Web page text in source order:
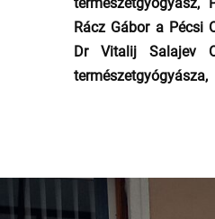
Rácz Gábor a Pécsi
Dr Vitalij Salajev
természetgyógyásza,